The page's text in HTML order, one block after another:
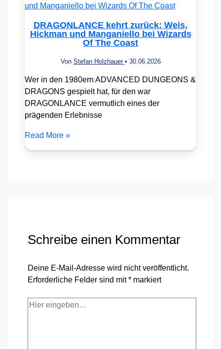
DRAGONLANCE kehrt zurück: Weis,
Hickman und Manganiello bei Wizards
Of The Coast
Von Stefan Holzhauer • 30.06.2026
Wer in den 1980ern ADVANCED DUNGEONS &
DRAGONS gespielt hat, für den war
DRAGONLANCE vermutlich eines der
prägenden Erlebnisse
Read More »
Schreibe einen Kommentar
Deine E-Mail-Adresse wird nicht veröffentlicht.
Erforderliche Felder sind mit* markiert
Hier